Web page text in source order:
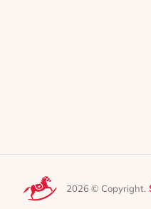
2026 © Copyright.